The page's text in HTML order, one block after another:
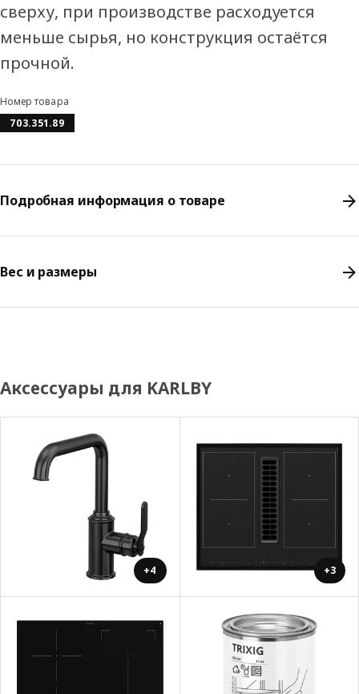
сверху, при производстве расходуется
меньше сырья, но конструкция остаётся
прочной.
Номер товара
703.351.89
Подробная информация о товаре
Вес и размеры
Аксессуары для KARLBY
+4 +3